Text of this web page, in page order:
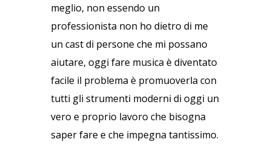
meglio, non essendo un
professionista non ho dietro di me
un cast di persone che mi possano
aiutare, oggi fare musica è diventato
facile il problema è promuoverla con
tutti gli strumenti moderni di oggi un
vero e proprio lavoro che bisogna
saper fare e che impegna tantissimo.